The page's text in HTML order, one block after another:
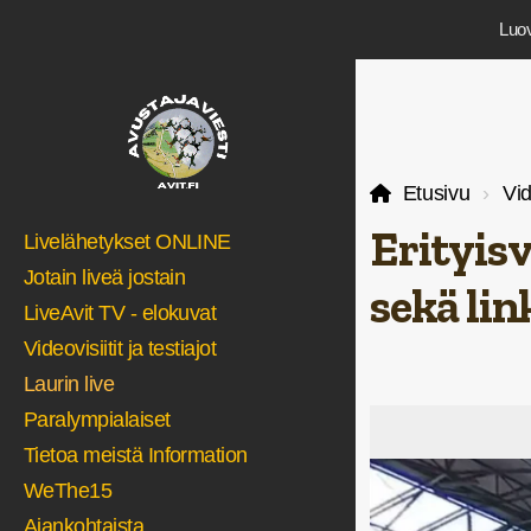
Livelähetykset ONLINE
Jotain liveä jostain
LiveAvit TV - elokuvat
Videovisiitit ja testiajot
Laurin live
Paralympialaiset
Tietoa meistä Information
WeThe15
Ajankohtaista
Etusivu
sekä